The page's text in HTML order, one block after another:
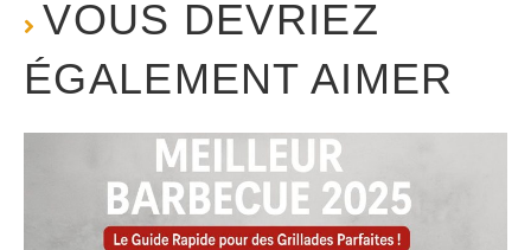
VOUS DEVRIEZ
ÉGALEMENT AIMER